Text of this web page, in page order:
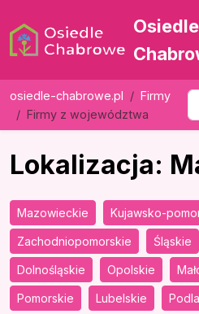
Osiedle
osiedle-chabrowe.pl
Firmy
Firmy z województwa
Lokalizacja:
Mazowieckie Kujawsko-
Zachodniopomorskie Śląskie
Dolnośląskie Opolskie
Pomorskie Lubelskie